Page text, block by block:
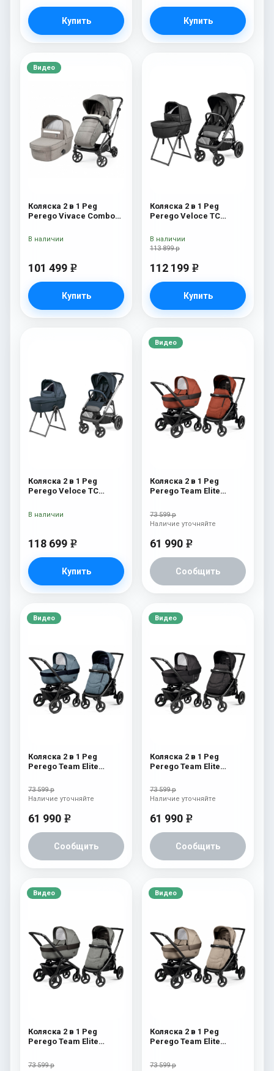
Купить Купить
Видео
Коляска 2 в 1 Peg
Perego Vivace Combo
101 499 e
Купить
В наличии
Коляска 2 в 1 Peg
Perego Veloce TC
New
113 899 р
112 199 e
Купить
В наличии
Коляска 2 в 1 Peg
Perego Veloce TC
118 699 e
Купить
В наличии
Видео
Коляска 2 в 1 Peg
Perego Team Elite
73 599 р
61 990 e
Сообщить
Наличие уточняйте
Видео
Коляска 2 в 1 Peg
Perego Team Elite
73 599 р
61 990 e
Сообщить
Наличие уточняйте
Видео
Коляска 2 в 1 Peg
Perego Team Elite
73 599 р
61 990 e
Сообщить
Наличие уточняйте
Видео
Коляска 2 в 1 Peg
Perego Team Elite
73 599 р
Видео
Коляска 2 в 1 Peg
Perego Team Elite
73 599 р